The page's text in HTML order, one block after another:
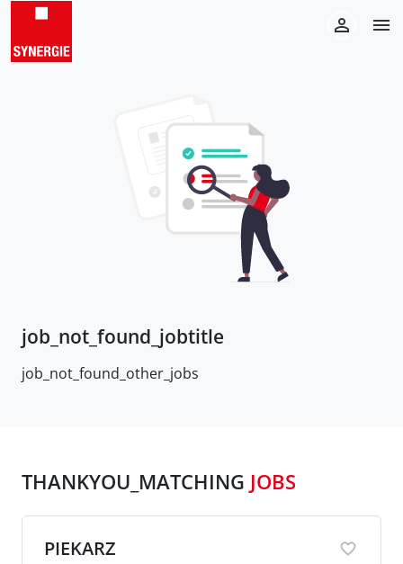
job_not_found_jobtitle
job_not_found_other_jobs
THANKYOU_MATCHING JOBS
PIEKARZ